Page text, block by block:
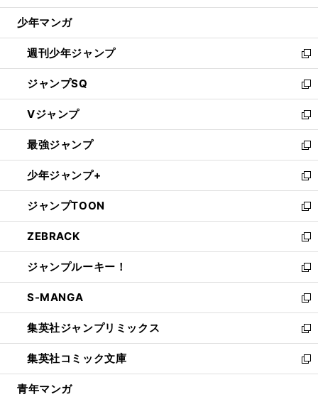
ウ
開
く
少年マンガ
週刊少年ジャンプ
新
し
い
ウ
ィ
ン
ド
ウ
で
開
く
ジャンプSQ
新
し
い
ウ
ィ
ン
ド
ウ
で
開
く
Vジャンプ
新
し
い
ウ
ィ
ン
ド
ウ
で
開
く
最強ジャンプ
新
し
い
ウ
ィ
ン
ド
ウ
で
開
く
少年ジャンプ+
新
し
い
ウ
ィ
ン
ド
ウ
で
開
く
ジャンプTOON
新
し
い
ウ
ィ
ン
ド
ウ
で
開
く
ZEBRACK
新
し
い
ウ
ィ
ン
ド
ウ
で
開
ジャンプルーキー！
新
し
い
ウ
ィ
ン
ド
ウ
S-MANGA
新
し
い
ウ
ィ
ン
集英社ジャンプリミックス
新
し
い
ウ
集英社コミック文庫
新
し
青年マンガ